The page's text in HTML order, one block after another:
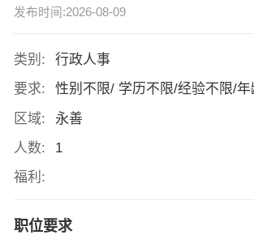
发布时间:2026-08-09
类别:
行政人事
要求:
性别不限/ 学历不限/经验不限/年
区域:
永善
人数:
1
福利:
职位要求